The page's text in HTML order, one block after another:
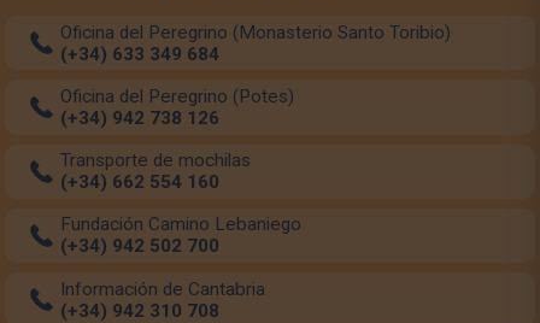
Oficina del Peregrino (Monasterio Santo Toribio)
(+34) 633 349 684
Oficina del Peregrino (Potes)
(+34) 942 738 126
Transporte de mochilas
(+34) 662 554 160
Fundación Camino Lebaniego
(+34) 942 502 700
Información de Cantabria
(+34) 942 310 708